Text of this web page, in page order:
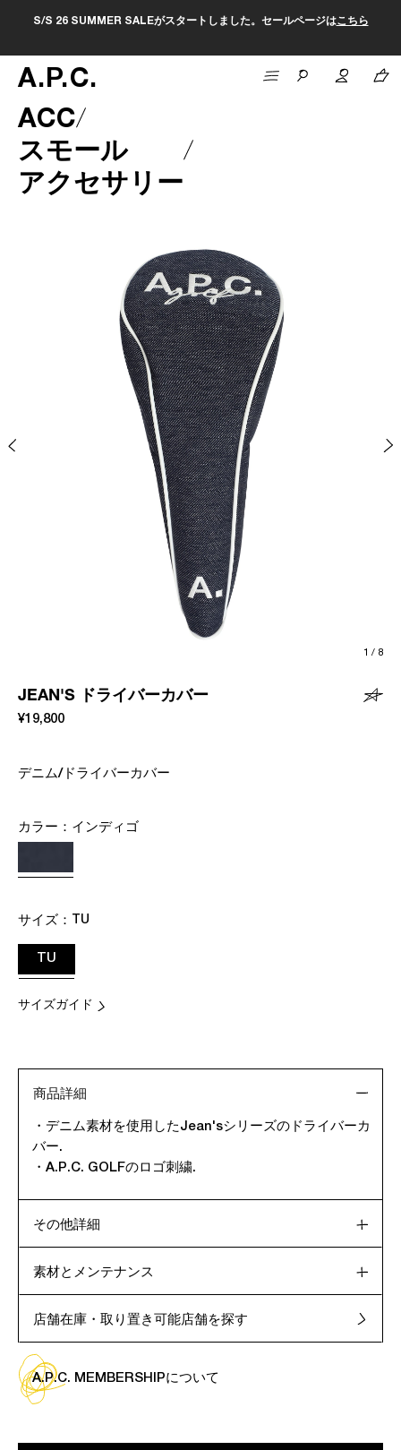
S/S 26 SUMMER SALEがスタートしました。セールページはこちら
A.P.C.
ACC
スモール
アクセサリー
1 / 8
JEAN'S ドライバーカバー
¥19,800
デニム/ドライバーカバー
カラー： インディゴ
サイズ： TU
TU
サイズガイド
商品詳細
・デニム素材を使用したJean'sシリーズのドライバーカ
バー.
・A.P.C. GOLFのロゴ刺繍.
その他詳細
素材とメンテナンス
店舗在庫・取り置き可能店舗を探す
A.P.C. MEMBERSHIPについて